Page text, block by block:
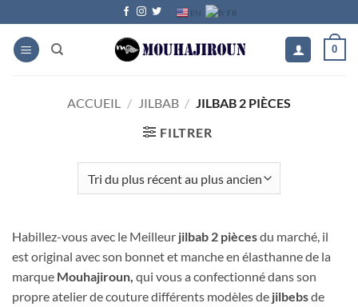
au
contenu
EN FR
0
ACCUEIL / JILBAB / JILBAB 2 PIÈCES
FILTRER
Habillez-vous avec le Meilleur jilbab 2 piècesdu marché, il
est original avec son bonnet et manche en élasthanne de la
marque Mouhajiroun, qui vous a confectionné dans son
propre atelier de couture différents modèles de jilbebsde